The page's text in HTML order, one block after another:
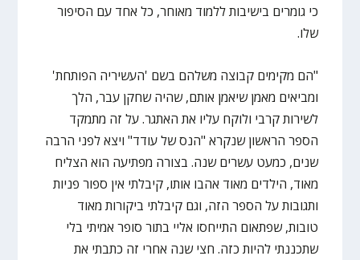
כי גומרים בישיבות ללמוד מאוחר, כל אחד עם הסיפור
שלו.
"הם מקימים קבוצה משלהם בשם 'העשיריה הפותחת'
ומביאים מאמן שיאמן אותם, שהיה שחקן עבר, הלך
לשירות קרבי ולוקח עליו את האתגר. על זה מתמקד
הספר הראשון שנקרא "הנס של עודד" ויצא לפני הרבה
שנים, כמעט עשרים שנה. בצורה מפתיעה הוא הצליח
מאוד, הילדים מאוד אהבו אותו, קיבלתי אין ספור פניות
ותגובות על הספר הזה, וגם קיבלתי ביקורות מאוד
טובות, שפתאום התייחסו אליי בתור סופר אמיתי בלי
שתכננתי להיות כזה. חצי שנה אחרי זה כתבתי את